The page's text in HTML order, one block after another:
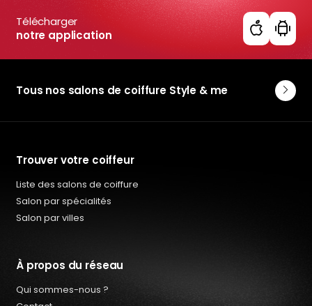
Télécharger
notre application
Tous nos salons de coiffure Style & me
Trouver votre coiffeur
Liste des salons de coiffure
Salon par spécialités
Salon par villes
À propos du réseau
Qui sommes-nous ?